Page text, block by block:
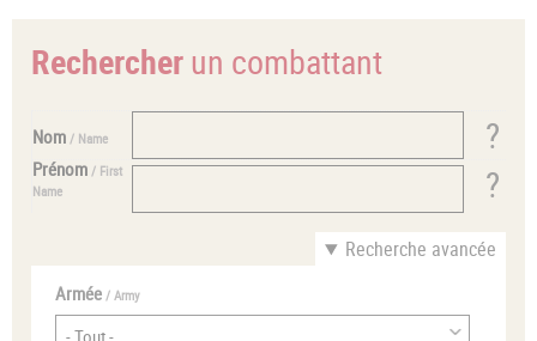
Rechercherun combattant
Nom / Name
Prénom / First
Name
Recherche avancée
Armée / Army